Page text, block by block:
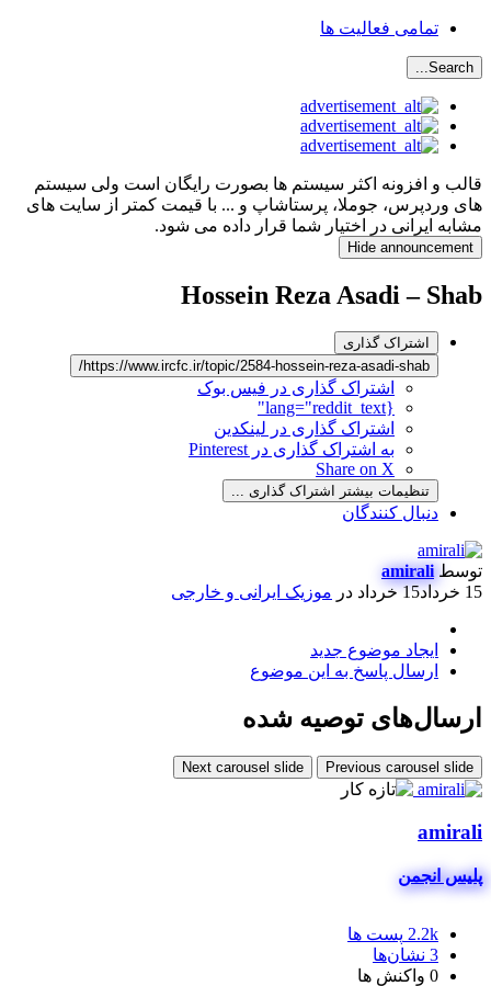
تمامی فعالیت ها
Search...
قالب و افزونه اکثر سیستم ها بصورت رایگان است ولی سیستم
های وردپرس، جوملا، پرستاشاپ و ... با قیمت کمتر از سایت های
مشابه ایرانی در اختیار شما قرار داده می شود.
Hide announcement
Hossein Reza Asadi – Shab
اشتراک گذاری
https://www.ircfc.ir/topic/2584-hossein-reza-asadi-shab/
اشتراک گذاری در فیس بوک
{lang="reddit_text"
اشتراک گذاری در لینکدین
به اشتراک گذاری در Pinterest
Share on X
تنظیمات بیشتر اشتراک گذاری ...
دنبال کنندگان
توسطamirali
15 خرداد
15 خرداد در موزیک ایرانی و خارجی
ایجاد موضوع جدید
ارسال پاسخ به این موضوع
ارسال‌های توصیه شده
Previous carousel slide
Next carousel slide
amirali
پلیس انجمن
2.2k پست ها
3 نشان‌ها
0 واکنش ها